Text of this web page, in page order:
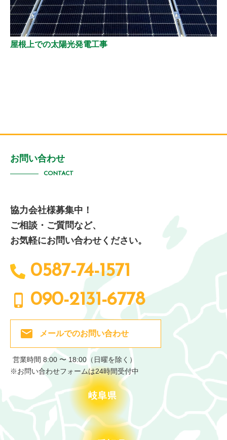
屋根上での太陽光発電工事
お問い合わせ
CONTACT
協力会社様募集中！
ご相談・ご質問など、
お気軽にお問い合わせください。
0587-74-1571
090-2131-6778
メールでのお問い合わせ
営業時間 8:00 〜 18:00（日曜を除く）
※お問い合わせフォームは24時間受付中